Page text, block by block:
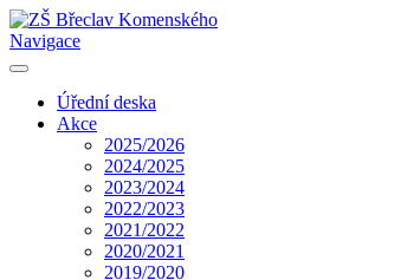
Navigace
Úřední deska
Akce
2025/2026
2024/2025
2023/2024
2022/2023
2021/2022
2020/2021
2019/2020